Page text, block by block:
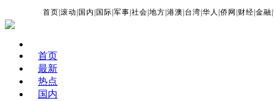
首页 |滚动 国内 国际 |军事 |社会 |地方 |港澳 台湾 |华人 |侨网 财经 |金融 |
首页
最新
热点
国内